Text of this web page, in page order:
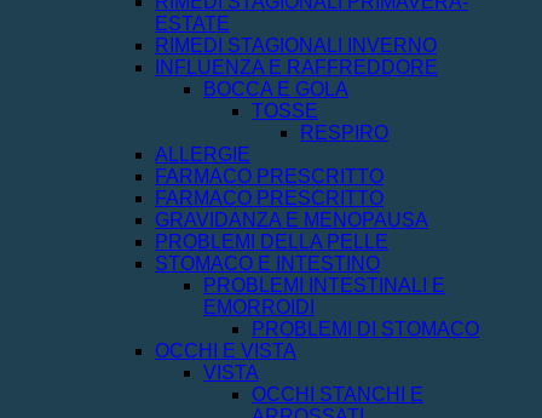
ESTATE
RIMEDI STAGIONALI INVERNO
INFLUENZA E RAFFREDDORE
BOCCA E GOLA
TOSSE
RESPIRO
ALLERGIE
FARMACO PRESCRITTO
FARMACO PRESCRITTO
GRAVIDANZA E MENOPAUSA
PROBLEMI DELLA PELLE
STOMACO E INTESTINO
PROBLEMI INTESTINALI E
EMORROIDI
PROBLEMI DI STOMACO
OCCHI E VISTA
VISTA
OCCHI STANCHI E